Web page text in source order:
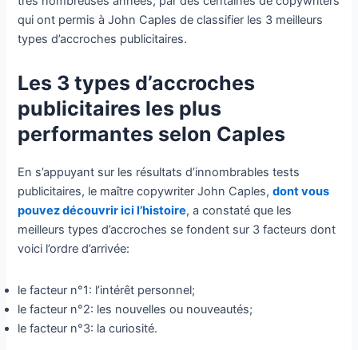
qui ont permis à John Caples de classifier les 3 meilleurs
types d’accroches publicitaires.
Les 3 types d’accroches
publicitaires les plus
performantes selon Caples
En s’appuyant sur les résultats d’innombrables tests
publicitaires, le maître copywriter John Caples,dont vous
pouvez découvrir ici l’histoire, a constaté que les
meilleurs types d’accroches se fondent sur 3 facteurs dont
voici l’ordre d’arrivée:
le facteur n°1: l’intérêt personnel;
le facteur n°2: les nouvelles ou nouveautés;
le facteur n°3: la curiosité.